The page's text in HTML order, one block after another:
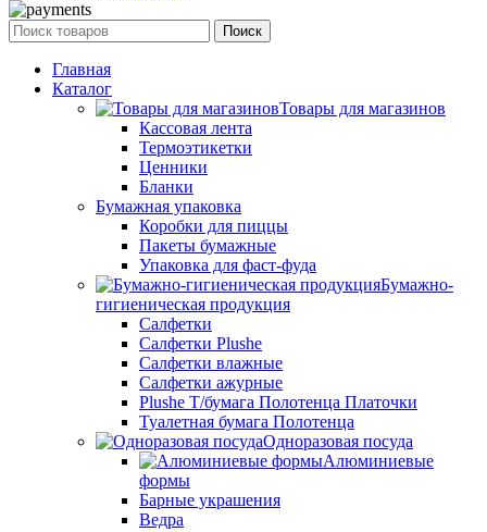
Поиск
Главная
Каталог
Товары для магазинов
Кассовая лента
Термоэтикетки
Ценники
Бланки
Бумажная упаковка
Коробки для пиццы
Пакеты бумажные
Упаковка для фаст-фуда
Бумажно-
гигиеническая продукция
Салфетки
Салфетки Plushe
Салфетки влажные
Салфетки ажурные
Plushe Т/бумага Полотенца Платочки
Туалетная бумага Полотенца
Одноразовая посуда
Алюминиевые
формы
Барные украшения
Ведра